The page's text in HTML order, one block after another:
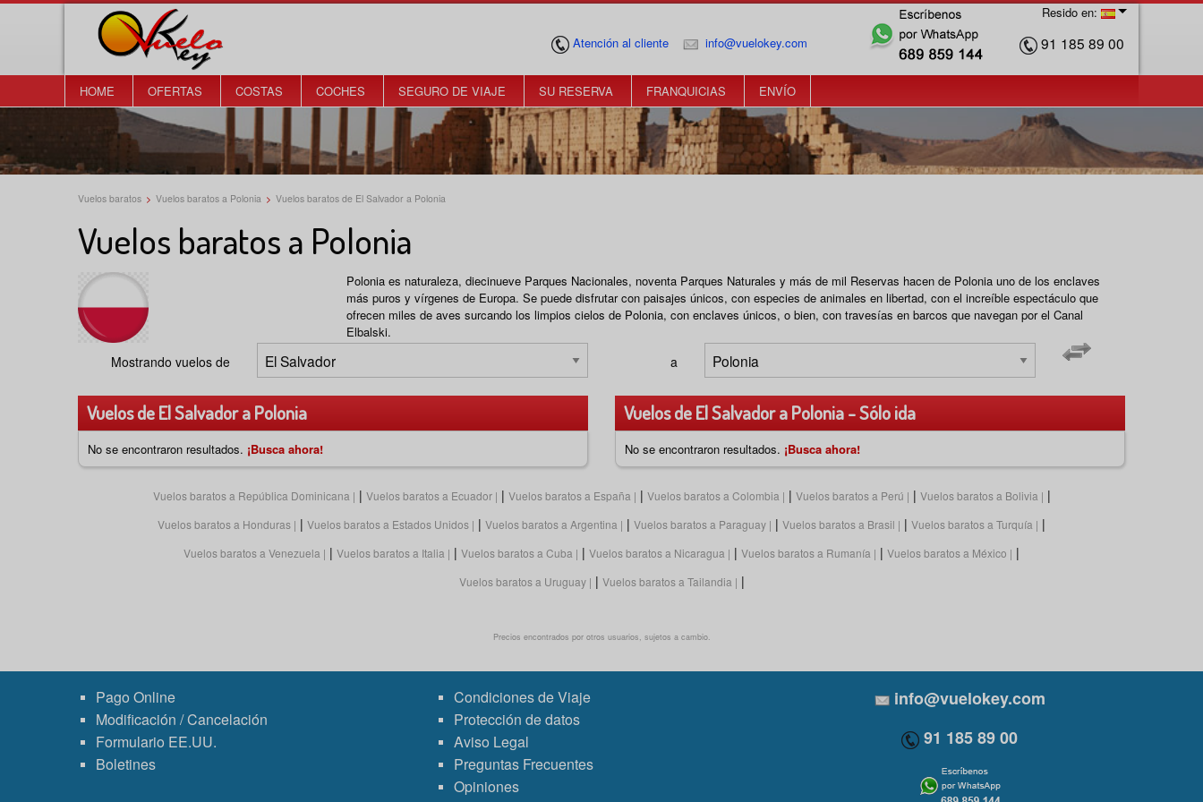
Resido en:
Atención al cliente
info@vuelokey.com 91 185 89 00
HOME OFERTAS COSTAS COCHES SEGURO DE VIAJE SU RESERVA FRANQUICIAS ENVÍO
Vuelos baratos > Vuelos baratos a Polonia > Vuelos baratos de El Salvador a Polonia
Vuelos baratos a Polonia
Polonia es naturaleza, diecinueve Parques Nacionales, noventa Parques Naturales y más de mil Reservas hacen de Polonia uno de los enclaves
más puros y vírgenes de Europa. Se puede disfrutar con paisajes únicos, con especies de animales en libertad, con el increíble espectáculo que
ofrecen miles de aves surcando los limpios cielos de Polonia, con enclaves únicos, o bien, con travesías en barcos que navegan por el Canal
Elbalski.
Mostrando vuelos de a
Vuelos de El Salvador a Polonia
No se encontraron resultados. ¡Busca ahora!
Vuelos de El Salvador a Polonia - Sólo ida
No se encontraron resultados. ¡Busca ahora!
Vuelos baratos a República Dominicana | Vuelos baratos a Ecuador | Vuelos baratos a España | Vuelos baratos a Colombia | Vuelos baratos a Perú | Vuelos baratos a Bolivia |
Vuelos baratos a Honduras | Vuelos baratos a Estados Unidos | Vuelos baratos a Argentina | Vuelos baratos a Paraguay | Vuelos baratos a Brasil | Vuelos baratos a Turquía |
Vuelos baratos a Venezuela | Vuelos baratos a Italia | Vuelos baratos a Cuba | Vuelos baratos a Nicaragua | Vuelos baratos a Rumanía | Vuelos baratos a México |
Vuelos baratos a Uruguay | Vuelos baratos a Tailandia |
Precios encontrados por otros usuarios, sujetos a cambio.
Pago Online
Modificación / Cancelación
Formulario EE.UU.
Boletines
Condiciones de Viaje
Protección de datos
Aviso Legal
Preguntas Frecuentes
Opiniones
info@vuelokey.com
91 185 89 00